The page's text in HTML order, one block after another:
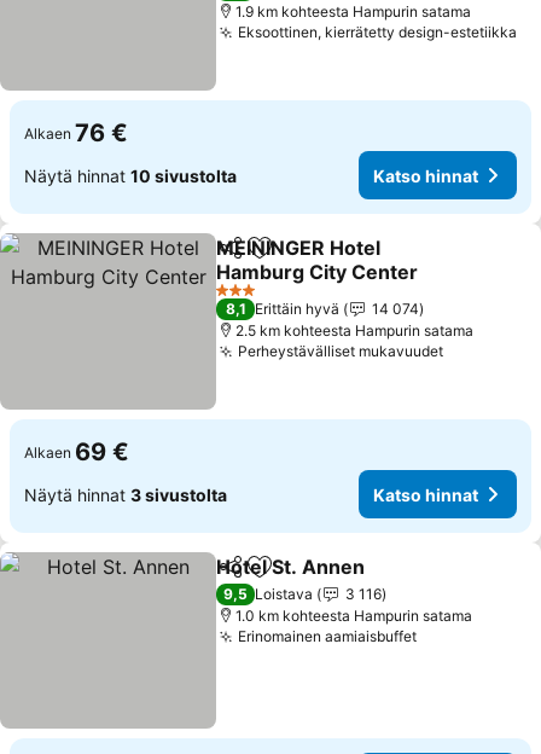
1.9 km kohteesta Hampurin satama
Eksoottinen, kierrätetty design-estetiikka
Alkaen 76 €
Näytä hinnat 10 sivustolta Katso hinnat
Jaa Lisää suosikkeihin
MEININGER Hotel
Hamburg City Center
Katso hinnat
3 Tähtiluokitus
8,1 Erittäin hyvä
14 074
2.5 km kohteesta Hampurin satama
Perheystävälliset mukavuudetKatso
Alkaen 69 €
Näytä hinnat 3 sivustolta Katso hinnat
Jaa Lisää suosikkeihin
Hotel St. Annen
9,5 Loistava
3 116
1.0 km kohteesta Hampurin satama
Erinomainen aamiaisbuffetKatso hinnat